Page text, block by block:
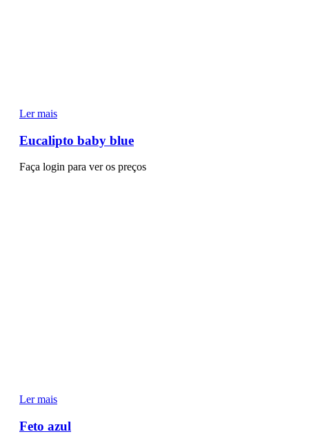
Ler mais
Eucalipto baby blue
Faça login para ver os preços
Ler mais
Feto azul